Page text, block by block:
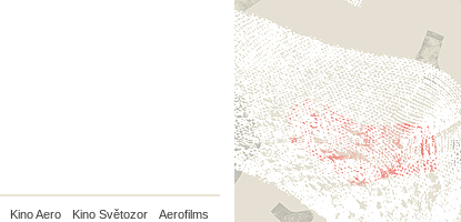
Kino Aero Kino Světozor Aerofilms